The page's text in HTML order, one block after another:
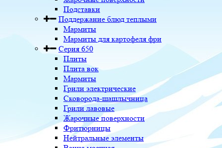
Подставки
Поддержание блюд теплыми
Мармиты
Мармиты для картофеля фри
Серия 650
Плиты
Плита вок
Мармиты
Грили электрические
Сковорода-шашлычница
Грили лавовые
Жарочные поверхности
Фритюрницы
Нейтральные элементы